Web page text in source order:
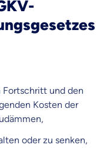
und den
Kosten der
oder zu senken,